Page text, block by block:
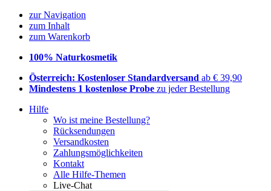
zur Navigation
zum Inhalt
zum Warenkorb
100% Naturkosmetik
Österreich: Kostenloser Standardversand ab € 39,90
Mindestens 1 kostenlose Probe zu jeder Bestellung
Hilfe
Wo ist meine Bestellung?
Rücksendungen
Versandkosten
Zahlungsmöglichkeiten
Kontakt
Alle Hilfe-Themen
Live-Chat